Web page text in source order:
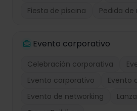
Fiesta de piscina
Pedida de
Evento corporativo
Celebración corporativa
Evento corporativo
Evento
Evento de networking